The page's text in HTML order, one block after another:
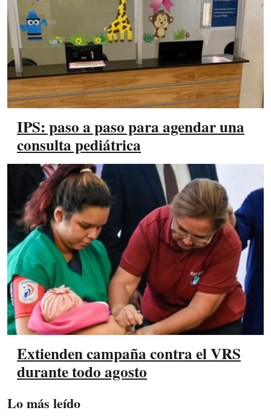
IPS: paso a paso para agendar una
consulta pediátrica
Extienden campaña contra el VRS
durante todo agosto
Lo más leído